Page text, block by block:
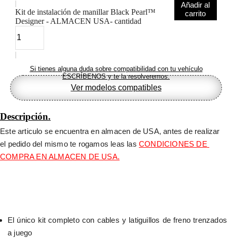
Kit de instalación de manillar Black Pearl™
Designer - ALMACEN USA- cantidad
Añadir al
carrito
Si tienes alguna duda sobre compatibilidad con tu vehículo
ESCRÍBENOS y te la resolveremos.
Ver modelos compatibles
Descripción.
Este articulo se encuentra en almacen de USA, antes de realizar
el pedido del mismo te rogamos leas las CONDICIONES DE
COMPRA EN ALMACEN DE USA.
El único kit completo con cables y latiguillos de freno trenzados
a juego